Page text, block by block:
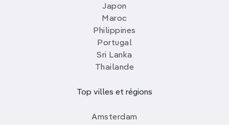
Japon
Maroc
Philippines
Portugal
Sri Lanka
Thailande
Top villes et régions
Amsterdam